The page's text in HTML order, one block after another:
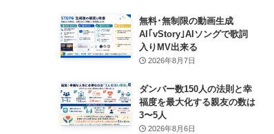
無料･無制限の動画生成
AI｢vStory｣AIソングで歌詞
入りMV出来る
2026年8月7日
ダンバー数150人の法則と幸
福度を最大化する親友の数は
3〜5人
2026年8月6日